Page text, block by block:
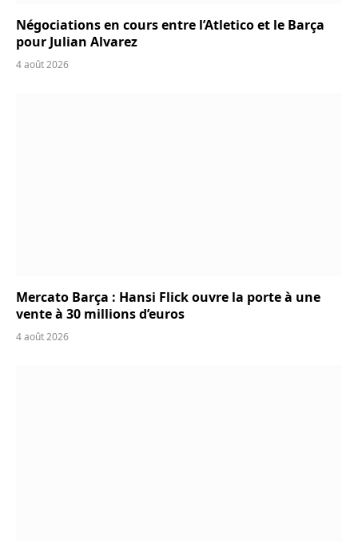
Négociations en cours entre l’Atletico et le Barça
pour Julian Alvarez
4 août 2026
Mercato Barça : Hansi Flick ouvre la porte à une
vente à 30 millions d’euros
4 août 2026